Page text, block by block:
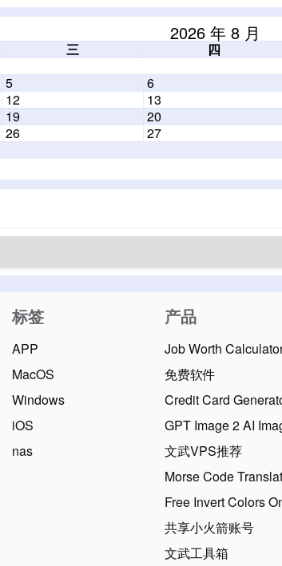
2026 年 8 月
三 四
5 6
12 13
19 20
26 27
标签
APP
MacOS
Windows
iOS
nas
产品
Job Worth
免费软件
Credit Card
GPT Image 2 AI
文武VPS推荐
Morse Code
Free Invert Colors
共享小火箭账号
文武工具箱